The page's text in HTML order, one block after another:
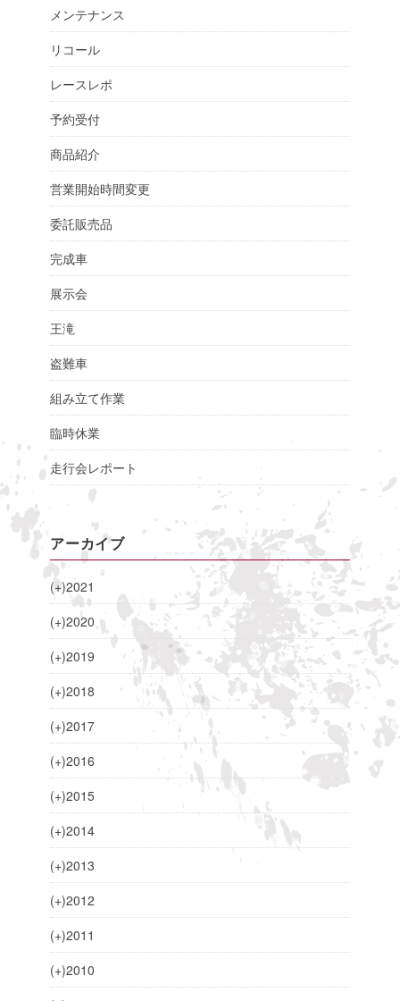
メンテナンス
リコール
レースレポ
予約受付
商品紹介
営業開始時間変更
委託販売品
完成車
展示会
王滝
盗難車
組み立て作業
臨時休業
走行会レポート
アーカイブ
(+)2021
(+)2020
(+)2019
(+)2018
(+)2017
(+)2016
(+)2015
(+)2014
(+)2013
(+)2012
(+)2011
(+)2010